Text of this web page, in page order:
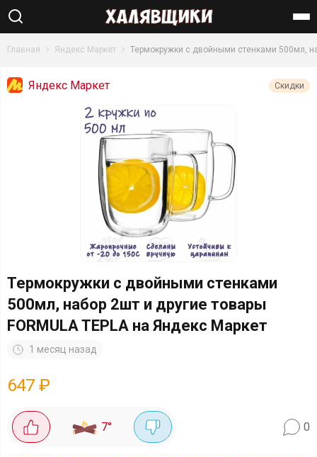
Найти
Главная Яндекс Маркет Термокружки с двойными стенками 500мл,
Яндекс Маркет Скидки
Термокружки с двойными стенками
500мл, набор 2шт и другие товары
FORMULA TEPLA на Яндекс Маркет
1 месяц назад
647 ₽
7° 0